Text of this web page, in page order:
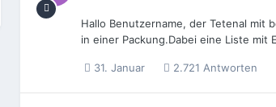
Hallo Benutzername, der Tetenal mit
in einer Packung.Dabei eine Liste mit
31. Januar 2.721 Antworten